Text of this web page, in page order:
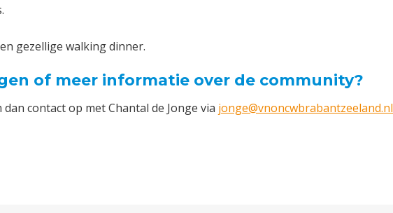
gezellige walking dinner.
of meer informatie over de community?
dan contact op met Chantal de Jonge via jonge@vnoncwbrabantzeeland.nl